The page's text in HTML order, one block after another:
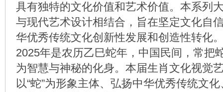
具有独特的文化价值和艺术价值。本系列
与现代艺术设计相结合，旨在坚定文化自
华优秀传统文化创新性发展和创造性转化
2025年是农历乙巳蛇年，中国民间，常把
为智慧与神秘的化身。本届生肖文化视觉
以“蛇”为形象主体、弘扬中华优秀传统文